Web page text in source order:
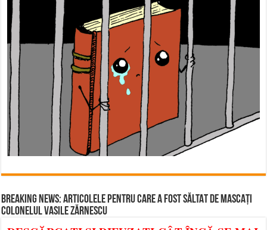
BREAKING NEWS: ARTICOLELE PENTRU CARE A FOST SĂLTAT DE MASCAȚI
COLONELUL VASILE ZĂRNESCU